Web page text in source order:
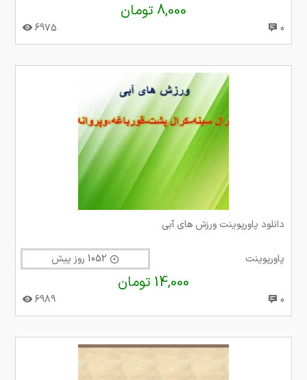
8,000 تومان
0
6975
دانلود پاورپوینت ورزش های آبی
پاورپوینت
14,000 تومان
0
6989